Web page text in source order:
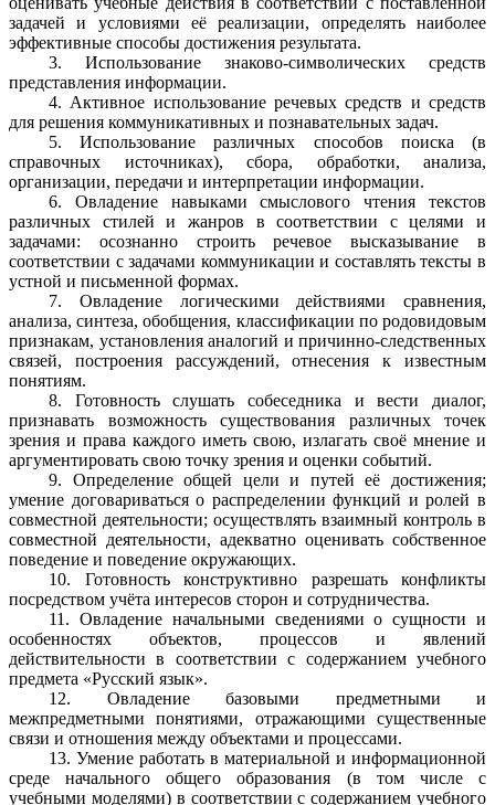
задачей и условиями её реализации, определять наиболее
эффективные способы достижения результата.
3. Использование знаково-символических средств
представления информации.
4. Активное использование речевых средств и средств
для решения коммуникативных и познавательных задач.
5. Использование различных способов поиска (в
справочных источниках), сбора, обработки, анализа,
организации, передачи и интерпретации информации.
6. Овладение навыками смыслового чтения текстов
различных стилей и жанров в соответствии с целями и
задачами: осознанно строить речевое высказывание в
соответствии с задачами коммуникации и составлять тексты в
устной и письменной формах.
7. Овладение логическими действиями сравнения,
анализа, синтеза, обобщения, классификации по родовидовым
признакам, установления аналогий и причинно-следственных
связей, построения рассуждений, отнесения к известным
понятиям.
8. Готовность слушать собеседника и вести диалог,
признавать возможность существования различных точек
зрения и права каждого иметь свою, излагать своё мнение и
аргументировать свою точку зрения и оценки событий.
9. Определение общей цели и путей её достижения;
умение договариваться о распределении функций и ролей в
совместной деятельности; осуществлять взаимный контроль в
совместной деятельности, адекватно оценивать собственное
поведение и поведение окружающих.
10. Готовность конструктивно разрешать конфликты
посредством учёта интересов сторон и сотрудничества.
11. Овладение начальными сведениями о сущности и
особенностях объектов, процессов и явлений
действительности в соответствии с содержанием учебного
предмета «Русский язык».
12. Овладение базовыми предметными и
межпредметными понятиями, отражающими существенные
связи и отношения между объектами и процессами.
13. Умение работать в материальной и информационной
среде начального общего образования (в том числе с
учебными моделями) в соответствии с содержанием учебного